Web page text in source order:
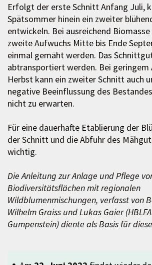
Erfolgt der erste Schnitt Anfang Juli,
Spätsommer hinein ein zweiter
entwickeln. Bei ausreichend
zweite Aufwuchs Mitte bis Ende
einmal gemäht werden. Das
abtransportiert werden. Bei geringem
Herbst kann ein zweiter Schnitt auch
negative Beeinflussung des
nicht zu erwarten.
Für eine dauerhafte Etablierung der
der Schnitt und die Abfuhr des
wichtig.
Die Anleitung zur Anlage und Pflege
Biodiversitätsflächen mit regionalen
Wildblumenmischungen, verfasst von
Wilhelm Graiss und Lukas Gaier
Gumpenstein) diente als Basis für